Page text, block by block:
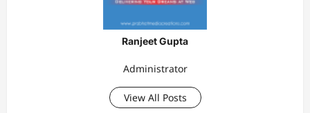
Ranjeet Gupta
Administrator
View All Posts